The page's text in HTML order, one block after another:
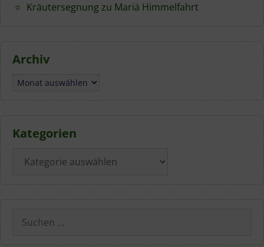
Kräutersegnung zu Mariä Himmelfahrt
Archiv
Archiv
Kategorien
Suchen
nach: